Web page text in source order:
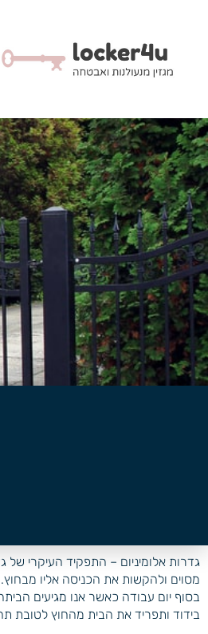
גדרות אלומיניום – התפקיד העיקרי
מסוים ולהקשות את הכניסה אליו
בסוף יום עבודה כאשר אנו מגיעים
בידוד ותפריד את הבית מהחוץ לטובת